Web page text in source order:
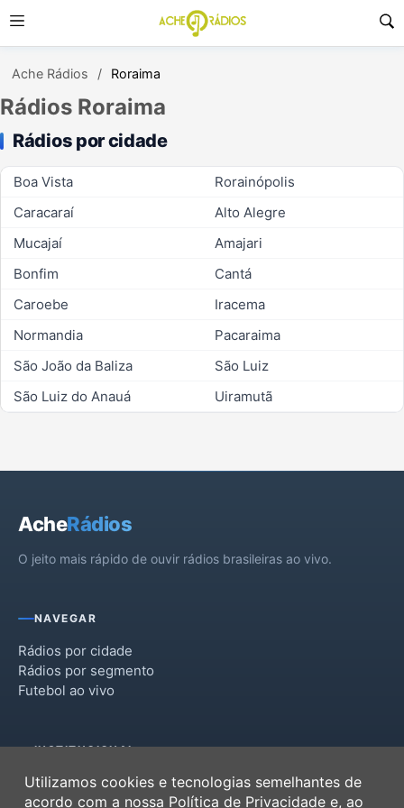
Ache Rádios Roraima
Rádios Roraima
Rádios por cidade
Boa Vista
Rorainópolis
Caracaraí
Alto Alegre
Mucajaí
Amajari
Bonfim
Cantá
Caroebe
Iracema
Normandia
Pacaraima
São João da Baliza
São Luiz
São Luiz do Anauá
Uiramutã
AcheRádios
O jeito mais rápido de ouvir rádios brasileiras ao vivo.
NAVEGAR
Rádios por cidade
Rádios por segmento
Futebol ao vivo
INSTITUCIONAL
Termos de Uso
Política de Privacidade
Utilizamos cookies e tecnologias semelhantes de
acordo com a nossa Política de Privacidade e, ao